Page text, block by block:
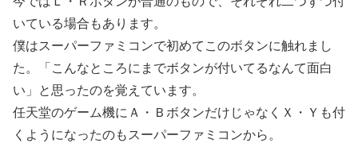
いている場合もあります。
僕はスーパーファミコンで初めてこのボタンに触れまし
た。「こんなところにまでボタンが付いてるなんて面白
い」と思ったのを覚えています。
任天堂のゲーム機にＡ・ＢボタンだけじゃなくＸ・Ｙも付
くようになったのもスーパーファミコンから。